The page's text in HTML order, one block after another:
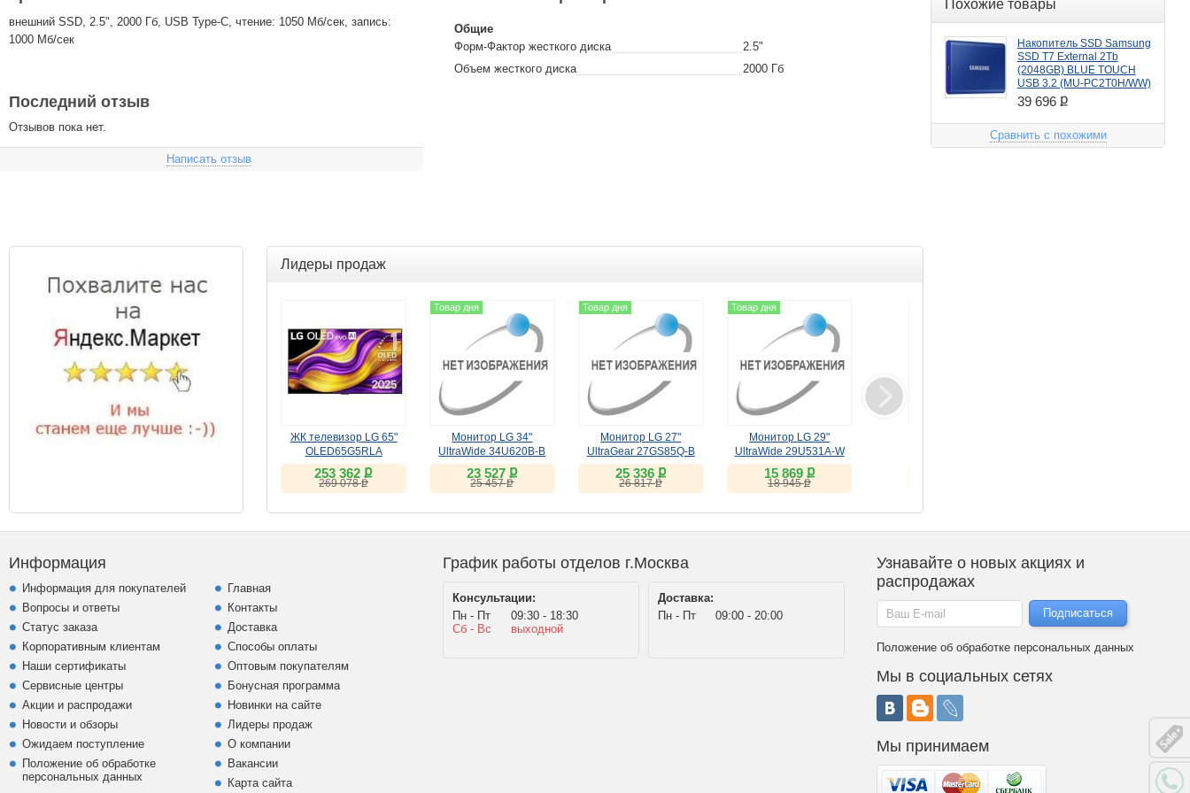
внешний SSD, 2.5", 2000 Гб, USB Type-C, чтение: 1050 Мб/сек, запись:
1000 Мб/сек
Последний отзыв
Отзывов пока нет.
Написать отзыв
Общие
Форм-Фактор жесткого диска
2.5"
Объем жесткого диска
2000 Гб
Похожие товары
Накопитель SSD Samsung
SSD T7 External 2Tb
(2048GB) BLUE TOUCH
USB 3.2 (MU-PC2T0H/WW)
39 696 ք
Сравнить с похожими
Лидеры продаж
ЖК телевизор LG 65"
OLED65G5RLA
253 362ք
269 078ք
Товар дня
Монитор LG 34"
UltraWide 34U620B-B
(VA, 144Hz)
23 527 ք
25 457ք
Товар дня
Монитор LG 27"
UltraGear 27GS85Q-B
(IPS, 180Hz)
25 336 ք
26 817ք
Товар дня
Монитор LG 29"
UltraWide 29U531A-W
(IPS, 100Hz)
15 869 ք
18 945ք
Информация
Информация для покупателей
Вопросы и ответы
Статус заказа
Корпоративным клиентам
Наши сертификаты
Сервисные центры
Акции и распродажи
Новости и обзоры
Ожидаем поступление
Положение об обработке
персональных данных
Главная
Контакты
Доставка
Способы оплаты
Оптовым покупателям
Бонусная программа
Новинки на сайте
Лидеры продаж
О компании
Вакансии
Карта сайта
График работы отделов г.Москва
Консультации:
Пн - Пт
09:30 - 18:30
Сб - Вс
выходной
Доставка:
Пн - Пт
09:00 - 20:00
Узнавайте о новых акциях и
распродажах
Положение об обработке персональных данных
Мы в социальных сетях
Мы принимаем